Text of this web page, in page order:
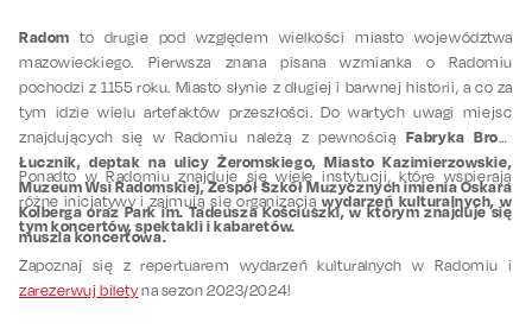
Radom to drugie pod względem wielkości miasto województwa
mazowieckiego. Pierwsza znana pisana wzmianka o Radomiu
pochodzi z 1155 roku. Miasto słynie z długiej i barwnej historii, a co za
tym idzie wielu artefaktów przeszłości. Do wartych uwagi miejsc
znajdujących się w Radomiu należą z pewnością Fabryka Broni
Łucznik, deptak na ulicy Żeromskiego, Miasto Kazimierzowskie,
Muzeum Wsi Radomskiej, Zespół Szkół Muzycznych imienia Oskara
Kolberga oraz Park im. Tadeusza Kościuszki, w którym znajduje się
muszla koncertowa.
Ponadto w Radomiu znajduje się wiele instytucji, które wspierają
różne inicjatywy i zajmują się organizacjąwydarzeń kulturalnych, w
tym koncertów, spektakli i kabaretów.
Zapoznaj się z repertuarem wydarzeń kulturalnych w Radomiu i
zarezerwuj biletyna sezon 2023/2024!